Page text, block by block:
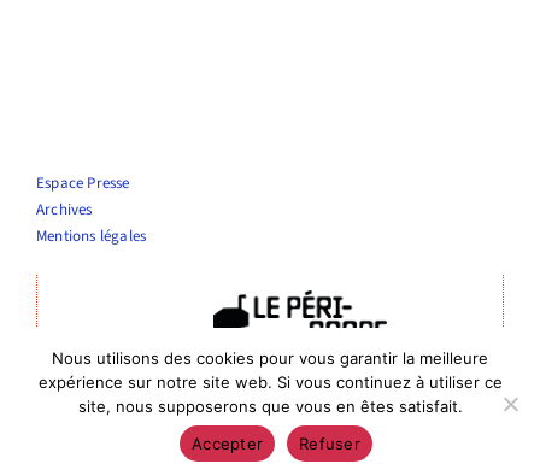
Espace Presse
Archives
Mentions légales
Théâtre Le Périscope
Entrée publics : 4 rue de la vierge, Nîmes
Entrée administrative : 6 rue de Bourgogne, 30000 Nîmes
Nous utilisons des cookies pour vous garantir la meilleure
expérience sur notre site web. Si vous continuez à utiliser ce
site, nous supposerons que vous en êtes satisfait.
Accepter
Refuser